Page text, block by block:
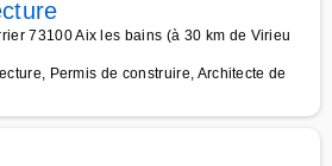
73100 Aix les bains (à 30 km de Virieu
Permis de construire, Architecte de